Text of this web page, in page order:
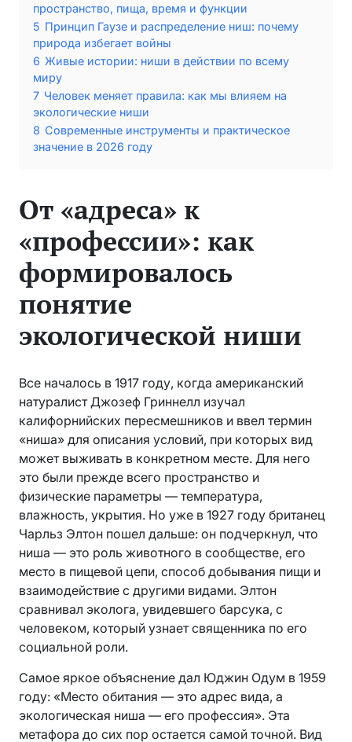
пространство, пища, время и функции
5 Принцип Гаузе и распределение ниш: почему
природа избегает войны
6 Живые истории: ниши в действии по всему
миру
7 Человек меняет правила: как мы влияем на
экологические ниши
8 Современные инструменты и практическое
значение в 2026 году
От «адреса» к
«профессии»: как
формировалось
понятие
экологической ниши
Все началось в 1917 году, когда американский
натуралист Джозеф Гриннелл изучал
калифорнийских пересмешников и ввел термин
«ниша» для описания условий, при которых вид
может выживать в конкретном месте. Для него
это были прежде всего пространство и
физические параметры — температура,
влажность, укрытия. Но уже в 1927 году британец
Чарльз Элтон пошел дальше: он подчеркнул, что
ниша — это роль животного в сообществе, его
место в пищевой цепи, способ добывания пищи и
взаимодействие с другими видами. Элтон
сравнивал эколога, увидевшего барсука, с
человеком, который узнает священника по его
социальной роли.
Самое яркое объяснение дал Юджин Одум в 1959
году: «Место обитания — это адрес вида, а
экологическая ниша — его профессия». Эта
метафора до сих пор остается самой точной. Вид